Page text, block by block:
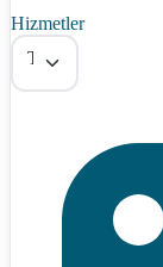
Hizmetler
Tümü